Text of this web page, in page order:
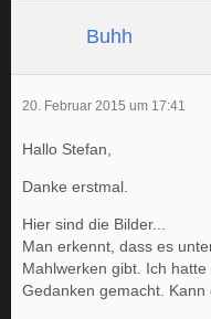
Buhh
20. Februar 2015 um 17:41
Hallo Stefan,
Danke erstmal.
Hier sind die Bilder...
Man erkennt, dass es
Mahlwerken gibt. Ich
Gedanken gemacht. Kann